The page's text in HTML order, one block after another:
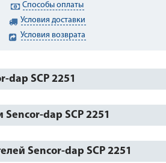
Способы оплаты
Условия доставки
Условия возврата
dap SCP 2251
dap SCP 2251
Sencor-dap SCP 2251